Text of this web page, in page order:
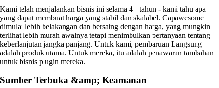
Kami telah menjalankan bisnis ini selama 4+ tahun - kami tahu apa
yang dapat membuat harga yang stabil dan skalabel. Capawesome
dimulai lebih belakangan dan bersaing dengan harga, yang mungkin
terlihat lebih murah awalnya tetapi menimbulkan pertanyaan tentang
keberlanjutan jangka panjang. Untuk kami, pembaruan Langsung
adalah produk utama. Untuk mereka, itu adalah penawaran tambahan
untuk bisnis plugin mereka.
Sumber Terbuka &amp; Keamanan